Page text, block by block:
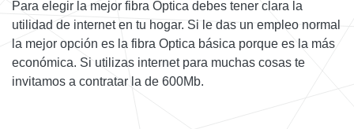
Para elegir la mejor fibra Optica debes tener clara la
utilidad de internet en tu hogar. Si le das un empleo normal
la mejor opción es la fibra Optica básica porque es la más
económica. Si utilizas internet para muchas cosas te
invitamos a contratar la de 600Mb.